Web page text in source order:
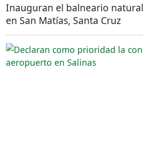
Inauguran el balneario
en San Matías, Santa Cruz